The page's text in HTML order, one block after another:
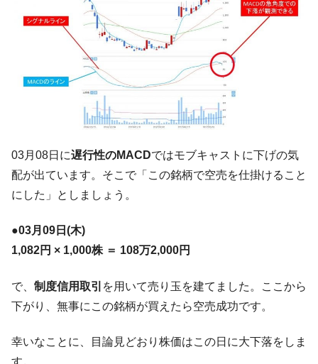
夏の甲子園、優勝校を最も多く輩出している都道
府県とは？
今話題の「楽天ライオンズ」とは？
Fact1 奇跡の毛色「白毛馬」とは？
全て勝つといくら？ 競馬GI競走で勝利騎手がもら
える賞金とは？
Fact1
発表から2日で大崩壊、鳴かず飛ばずに終わりそう
なスーパーリーグとは？
Fact1
日本人マスターズ挑戦の歴史。松山以前に最高位
Fact1
甲子園通算本塁打、最多の清原に次いで多く打っ
ている意外な選手とは？
Fact1 セレクトセールの高額取引馬が稼いだ金額とは？
03月08日に遅行性のMACDではモブキャストに下げの気
配が出ています。そこで「この銘柄で空売を仕掛けること
にした」としましょう。
●03月09日(木)
1,082円 × 1,000株 ＝ 108万2,000円
で、 制度信用取引 を用いて売り玉を建てました。ここから
下がり、無事にこの銘柄が買えたら空売成功です。
幸いなことに、目論見どおり株価はこの日に大下落をしま